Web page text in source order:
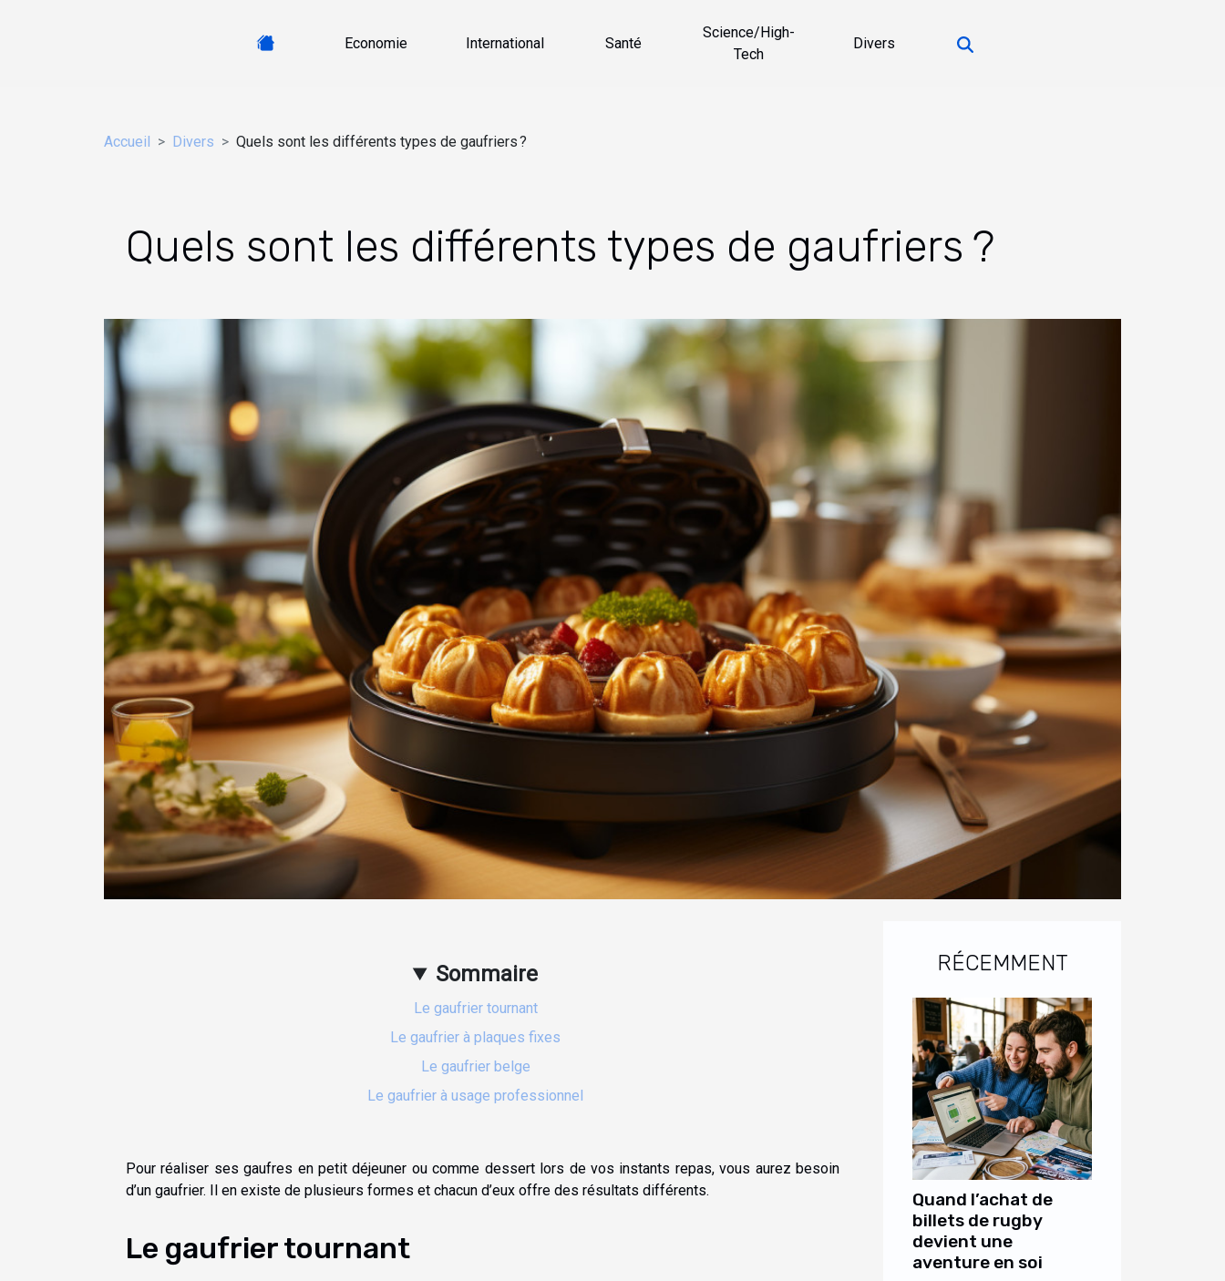
Economie International Santé
Science/High-
Tech
Divers
Accueil Divers Quels sont les différents types de gaufriers ?
Quels sont les différents types de gaufriers ?
Sommaire
Le gaufrier tournant
Le gaufrier à plaques fixes
Le gaufrier belge
Le gaufrier à usage professionnel
Pour réaliser ses gaufres en petit déjeuner ou comme dessert lors de vos instants repas, vous aurez besoin
d’un gaufrier. Il en existe de plusieurs formes et chacun d’eux offre des résultats différents.
Le gaufrier tournant
RÉCEMMENT
Quand l’achat de
billets de rugby
devient une
aventure en soi